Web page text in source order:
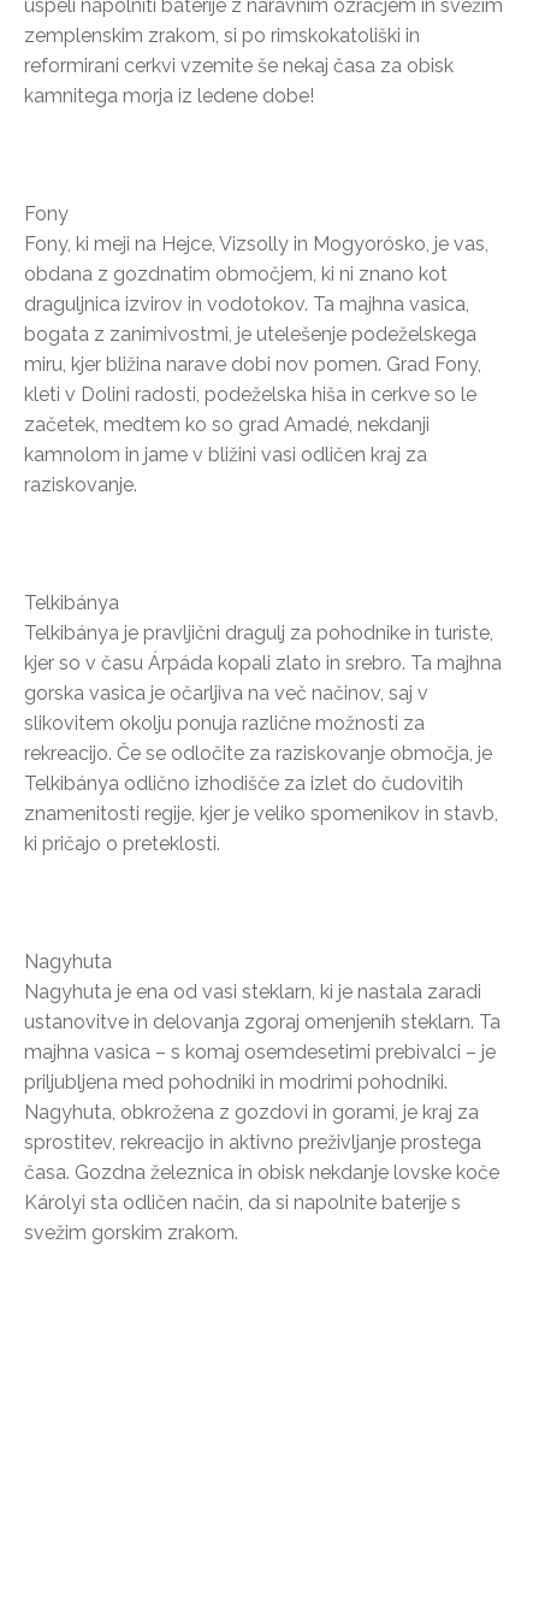
uspeli napolniti baterije z naravnim ozračjem in svežim
zemplenskim zrakom, si po rimskokatoliški in
reformirani cerkvi vzemite še nekaj časa za obisk
kamnitega morja iz ledene dobe!
Fony
Fony, ki meji na Hejce, Vizsolly in Mogyorósko, je vas,
obdana z gozdnatim območjem, ki ni znano kot
draguljnica izvirov in vodotokov. Ta majhna vasica,
bogata z zanimivostmi, je utelešenje podeželskega
miru, kjer bližina narave dobi nov pomen. Grad Fony,
kleti v Dolini radosti, podeželska hiša in cerkve so le
začetek, medtem ko so grad Amadé, nekdanji
kamnolom in jame v bližini vasi odličen kraj za
raziskovanje.
Telkibánya
Telkibánya je pravljični dragulj za pohodnike in turiste,
kjer so v času Árpáda kopali zlato in srebro. Ta majhna
gorska vasica je očarljiva na več načinov, saj v
slikovitem okolju ponuja različne možnosti za
rekreacijo. Če se odločite za raziskovanje območja, je
Telkibánya odlično izhodišče za izlet do čudovitih
znamenitosti regije, kjer je veliko spomenikov in stavb,
ki pričajo o preteklosti.
Nagyhuta
Nagyhuta je ena od vasi steklarn, ki je nastala zaradi
ustanovitve in delovanja zgoraj omenjenih steklarn. Ta
majhna vasica – s komaj osemdesetimi prebivalci – je
priljubljena med pohodniki in modrimi pohodniki.
Nagyhuta, obkrožena z gozdovi in gorami, je kraj za
sprostitev, rekreacijo in aktivno preživljanje prostega
časa. Gozdna železnica in obisk nekdanje lovske koče
Károlyi sta odličen način, da si napolnite baterije s
svežim gorskim zrakom.